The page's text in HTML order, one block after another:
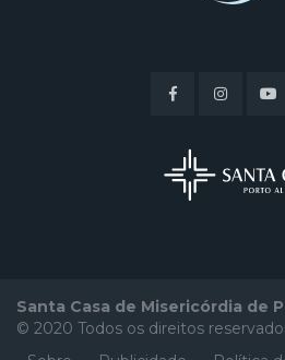
Santa Casa de Misericórdia de
© 2020 Todos os direitos